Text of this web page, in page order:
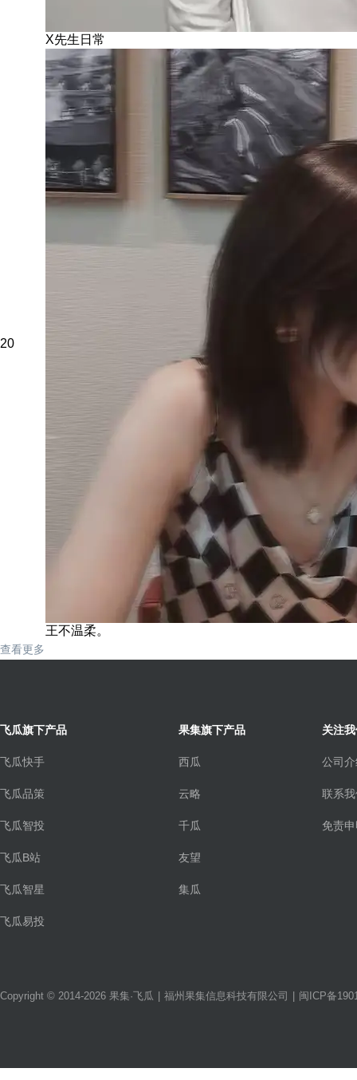
X先生日常
20
王不温柔。
查看更多
飞瓜旗下产品
飞瓜快手
飞瓜品策
飞瓜智投
飞瓜B站
飞瓜智星
飞瓜易投
果集旗下产品
西瓜
云略
千瓜
友望
集瓜
关注
公司
联系
免责
Copyright © 2014-2026 果集·飞瓜 福州果集信息科技有限公司 闽ICP备